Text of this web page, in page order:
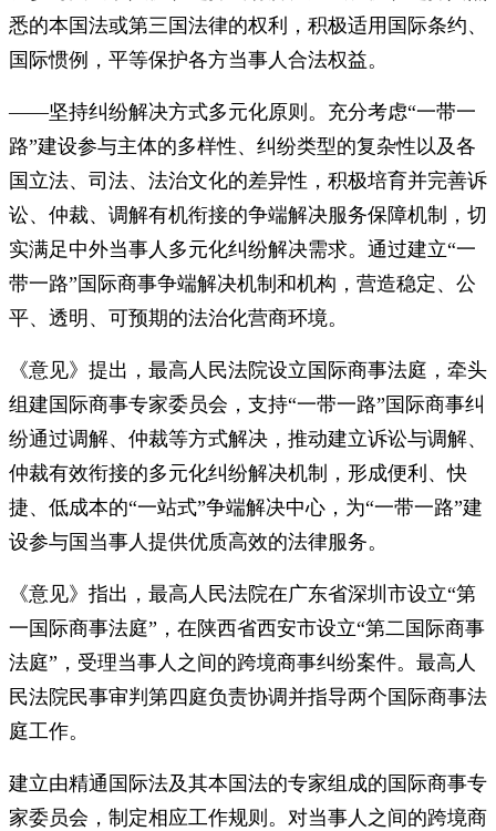
悉的本国法或第三国法律的权利，积极适用国际条约、
国际惯例，平等保护各方当事人合法权益。
——坚持纠纷解决方式多元化原则。充分考虑“一带一
路”建设参与主体的多样性、纠纷类型的复杂性以及各
国立法、司法、法治文化的差异性，积极培育并完善诉
讼、仲裁、调解有机衔接的争端解决服务保障机制，切
实满足中外当事人多元化纠纷解决需求。通过建立“一
带一路”国际商事争端解决机制和机构，营造稳定、公
平、透明、可预期的法治化营商环境。
《意见》提出，最高人民法院设立国际商事法庭，牵头
组建国际商事专家委员会，支持“一带一路”国际商事纠
纷通过调解、仲裁等方式解决，推动建立诉讼与调解、
仲裁有效衔接的多元化纠纷解决机制，形成便利、快
捷、低成本的“一站式”争端解决中心，为“一带一路”建
设参与国当事人提供优质高效的法律服务。
《意见》指出，最高人民法院在广东省深圳市设立“第
一国际商事法庭”，在陕西省西安市设立“第二国际商事
法庭”，受理当事人之间的跨境商事纠纷案件。最高人
民法院民事审判第四庭负责协调并指导两个国际商事法
庭工作。
建立由精通国际法及其本国法的专家组成的国际商事专
家委员会，制定相应工作规则。对当事人之间的跨境商